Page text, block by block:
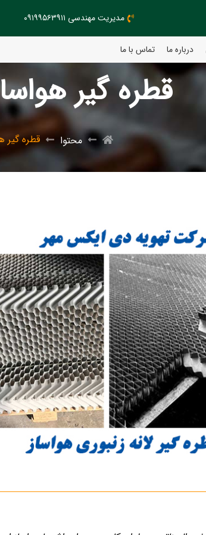
مدیریت مهندسی ۰۹۱۹۹۵۶۳۹۱۱
درباره ما تماس با ما
قطره گیر
محتوا قطره گیر